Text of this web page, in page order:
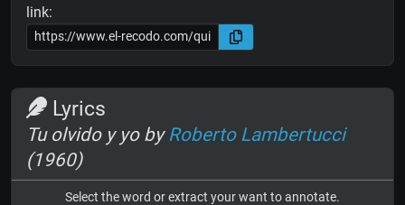
link:
Lyrics
Tu olvido y yo byRoberto Lambertucci
(1960)
Select the word or extract your want to annotate.